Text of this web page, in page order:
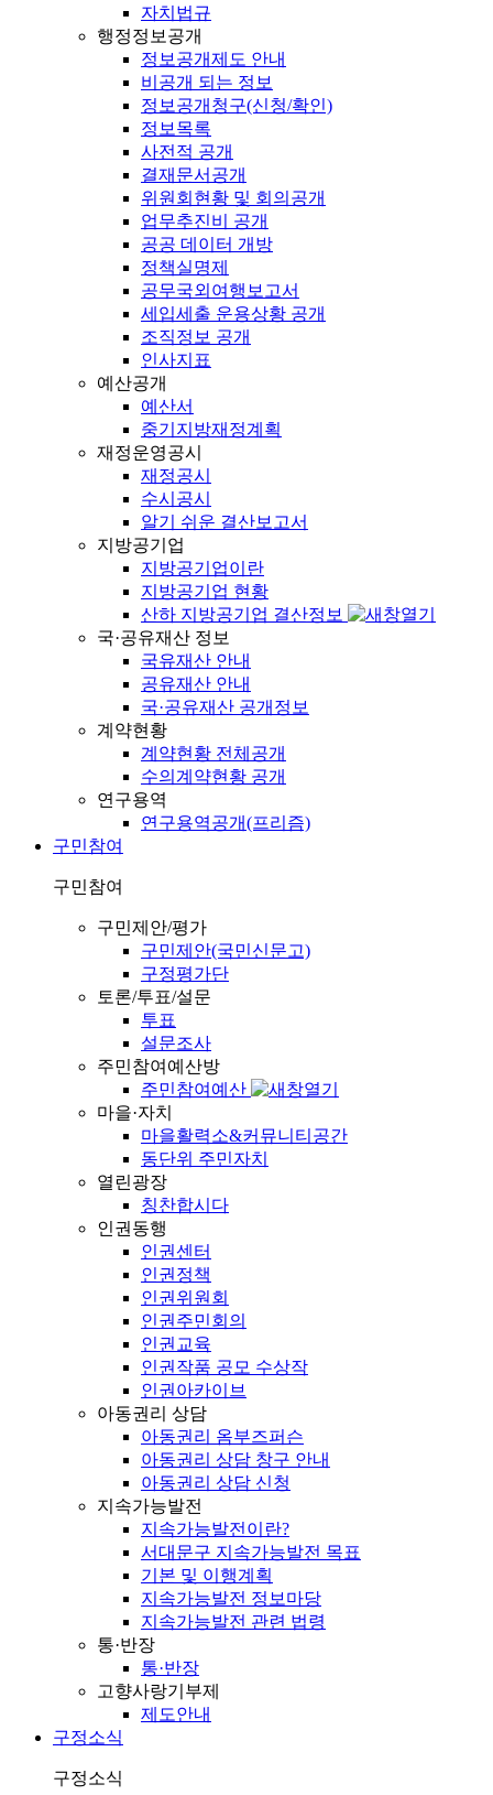
자치법규
행정정보공개
정보공개제도 안내
비공개 되는 정보
정보공개청구(신청/확인)
정보목록
사전적 공개
결재문서공개
위원회현황 및 회의공개
업무추진비 공개
공공 데이터 개방
정책실명제
공무국외여행보고서
세입세출 운용상황 공개
조직정보 공개
인사지표
예산공개
예산서
중기지방재정계획
재정운영공시
재정공시
수시공시
알기 쉬운 결산보고서
지방공기업
지방공기업이란
지방공기업 현황
산하 지방공기업 결산정보
국·공유재산 정보
국유재산 안내
공유재산 안내
국·공유재산 공개정보
계약현황
계약현황 전체공개
수의계약현황 공개
연구용역
연구용역공개(프리즘)
구민참여
구민참여
구민제안/평가
구민제안(국민신문고)
구정평가단
토론/투표/설문
투표
설문조사
주민참여예산방
주민참여예산
마을·자치
마을활력소&커뮤니티공간
동단위 주민자치
열린광장
칭찬합시다
인권동행
인권센터
인권정책
인권위원회
인권주민회의
인권교육
인권작품 공모 수상작
인권아카이브
아동권리 상담
아동권리 옴부즈퍼슨
아동권리 상담 창구 안내
아동권리 상담 신청
지속가능발전
지속가능발전이란?
서대문구 지속가능발전 목표
기본 및 이행계획
지속가능발전 정보마당
지속가능발전 관련 법령
통·반장
통·반장
고향사랑기부제
제도안내
구정소식
구정소식